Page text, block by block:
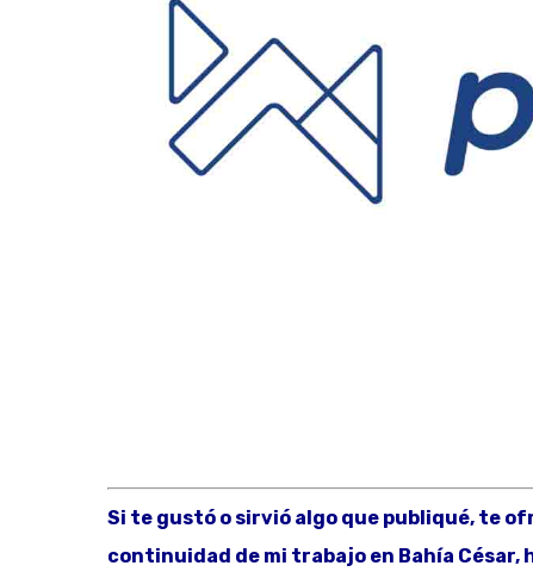
Si te gustó o sirvió algo que publiqué, te
continuidad de mi trabajo en Bahía César,